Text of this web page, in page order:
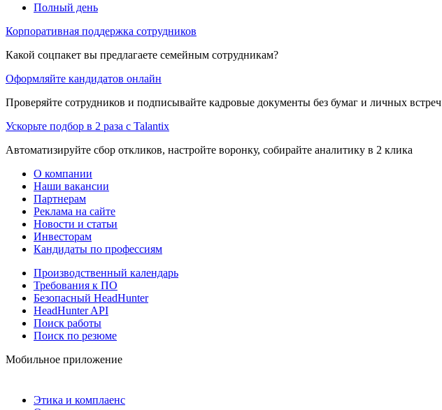
Полный день
Корпоративная поддержка сотрудников
Какой соцпакет вы предлагаете семейным сотрудникам?
Оформляйте кандидатов онлайн
Проверяйте сотрудников и подписывайте кадровые документы без бумаг и личных встреч
Ускорьте подбор в 2 раза с Talantix
Автоматизируйте сбор откликов, настройте воронку, собирайте аналитику в 2 клика
О компании
Наши вакансии
Партнерам
Реклама на сайте
Новости и статьи
Инвесторам
Кандидаты по профессиям
Производственный календарь
Требования к ПО
Безопасный HeadHunter
HeadHunter API
Поиск работы
Поиск по резюме
Мобильное приложение
Этика и комплаенс